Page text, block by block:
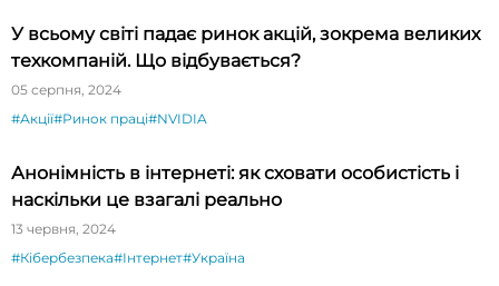
У всьому світі падає ринок акцій, зокрема великих
техкомпаній. Що відбувається?
05 серпня, 2024
#Акції#Ринок праці#NVIDIA
Анонімність в інтернеті: як сховати особистість і
наскільки це взагалі реально
13 червня, 2024
#Кібербезпека#Інтернет#Україна